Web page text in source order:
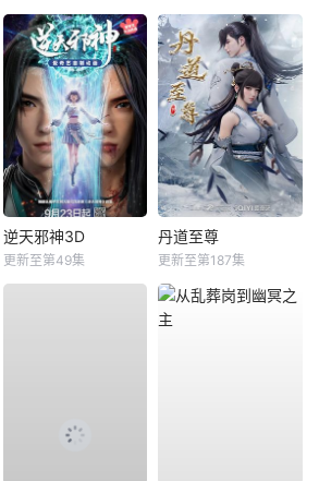
逆天邪神3D
更新至第49集
丹道至尊
更新至第187集